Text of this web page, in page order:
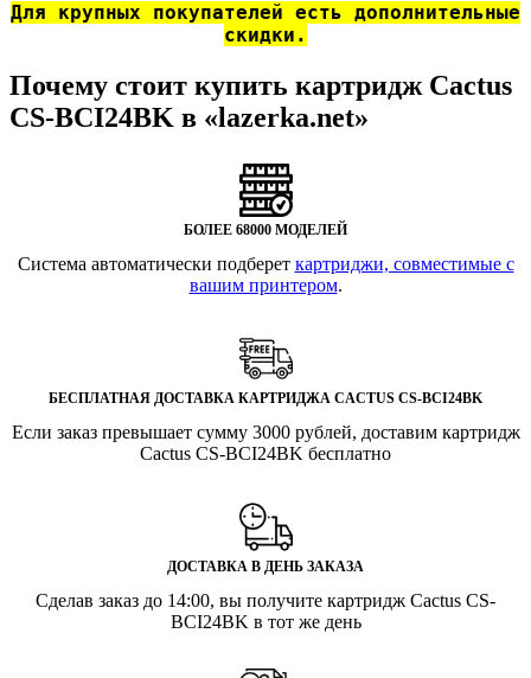
Для крупных покупателей есть дополнительные
скидки.
Почему стоит купить картридж Cactus
CS-BCI24BK в «lazerka.net»
БОЛЕЕ 68000 МОДЕЛЕЙ
Система автоматически подберет картриджи, совместимые с
вашим принтером.
БЕСПЛАТНАЯ ДОСТАВКА КАРТРИДЖА CACTUS CS-BCI24BK
Если заказ превышает сумму 3000 рублей, доставим картридж
Cactus CS-BCI24BK бесплатно
ДОСТАВКА В ДЕНЬ ЗАКАЗА
Сделав заказ до 14:00, вы получите картридж Cactus CS-
BCI24BK в тот же день